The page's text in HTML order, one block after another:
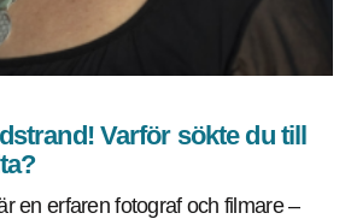
Varför sökte du till
en erfaren fotograf och filmare –